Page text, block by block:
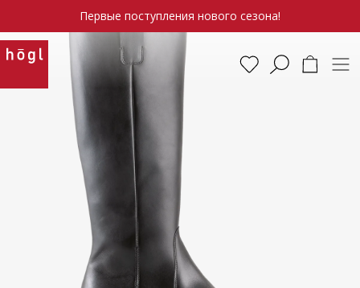
Первые поступления нового сезона!